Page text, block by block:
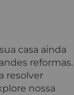
casa ainda
reformas.
resolver
nossa